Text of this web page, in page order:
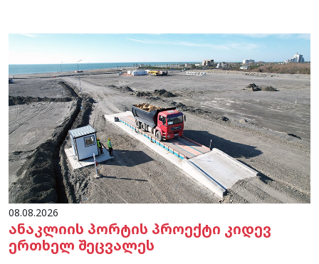
08.08.2026
ანაკლიის პორტის პროექტი კიდევ
ერთხელ შეცვალეს